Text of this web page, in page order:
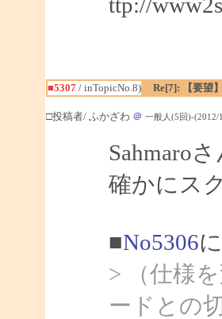
■5307/ inTopicNo.8) Re[7]: 【要望
□投稿者/ ふかざわ ＠ 一般人(5回)-(2012/
Sahmaro
確かにス
■No5306
> （仕様
ードとの